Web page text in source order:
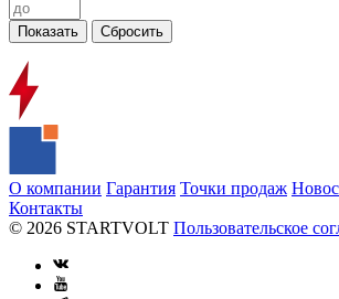
О компании Гарантия Точки продаж
Контакты
© 2026 STARTVOLT Пользовательское